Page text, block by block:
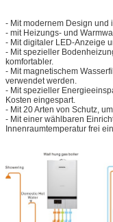
- Mit modernem Design
- mit Heizungs- und
- Mit digitaler LED-Anzeige
- Mit spezieller
komfortabler.
- Mit magnetischem
verwendet werden.
- Mit spezieller
Kosten eingespart.
- Mit 20 Arten von Schutz,
- Mit einer wählbaren
Innenraumtemperatur frei